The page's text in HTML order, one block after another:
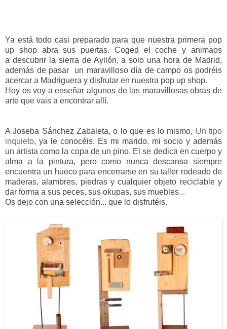
Ya está todo casi preparado para que nuestra primera pop
up shop abra sus puertas. Coged el coche y animaos
a descubrir la sierra de Ayllón, a solo una hora de Madrid,
además de pasar un maravilloso día de campo os podréis
acercar a Madriguera y disfrutar en nuestra pop up shop.
Hoy os voy a enseñar algunos de las maravillosas obras de
arte que vais a encontrar allí.
A Joseba Sánchez Zabaleta, o lo que es lo mismo, Un tipo
inquieto, ya le conocéis. Es mi marido, mi socio y además
un artista como la copa de un pino. El se dedica en cuerpo y
alma a la pintura, pero como nunca descansa siempre
encuentra un hueco para encerrarse en su taller rodeado de
maderas, alambres, piedras y cualquier objeto reciclable y
dar forma a sus peces, sus okupas, sus muebles...
Os dejo con una selección... que lo disfrutéis.